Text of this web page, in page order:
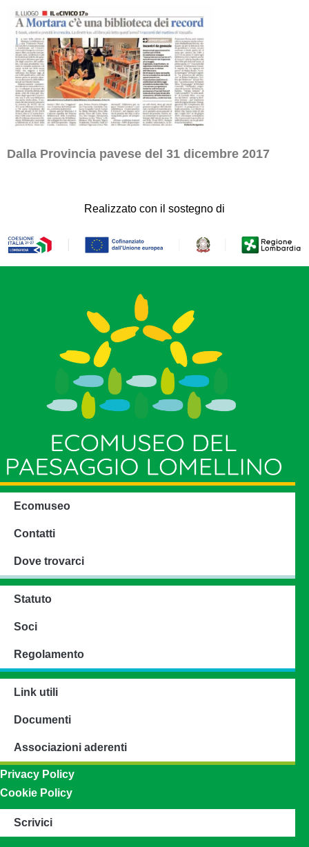
Dalla Provincia pavese del 31 dicembre 2017
Realizzato con il sostegno di
Ecomuseo
Contatti
Dove trovarci
Statuto
Soci
Regolamento
Link utili
Documenti
Associazioni aderenti
Privacy Policy
Cookie Policy
Scrivici